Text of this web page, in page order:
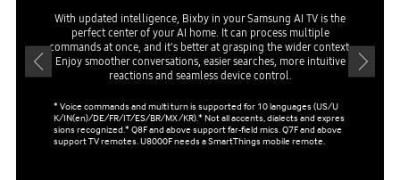
With updated intelligence, Bixby in your Samsung AI TV is the
perfect center of your AI home. It can process multiple
commands at once, and it's better at grasping the wider context.
Enjoy smoother conversations, easier searches, more intuitive
reactions and seamless device control.
* Voice commands and multi turn is supported for 10 languages (US/U
K/IN(en)/DE/FR/IT/ES/BR/MX/KR).* Not all accents, dialects and expres
sions recognized.* Q8F and above support far-field mics. Q7F and above
support TV remotes. U8000F needs a SmartThings mobile remote.
and